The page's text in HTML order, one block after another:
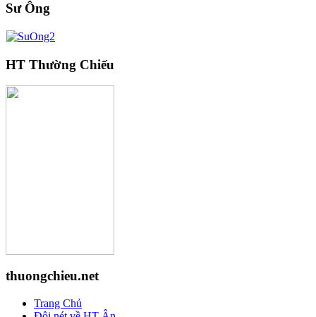
Sư Ông
HT Thường Chiếu
thuongchieu.net
Trang Chủ